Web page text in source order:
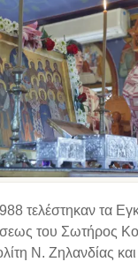
τελέστηκαν τα
του Σωτήρος
Ν. Ζηλανδίας